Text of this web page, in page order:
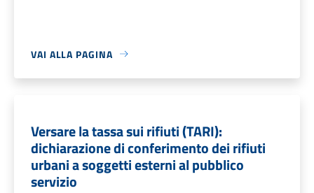
VAI ALLA PAGINA
Versare la tassa sui rifiuti (TARI):
dichiarazione di conferimento dei rifiuti
urbani a soggetti esterni al pubblico
servizio